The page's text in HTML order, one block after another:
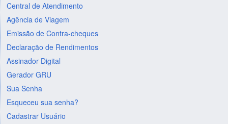
Central de Atendimento
Agência de Viagem
Emissão de Contra-cheques
Declaração de Rendimentos
Assinador Digital
Gerador GRU
Sua Senha
Esqueceu sua senha?
Cadastrar Usuário